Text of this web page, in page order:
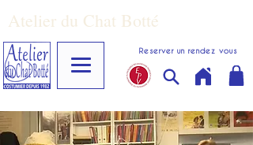
Reserver un rendez vous
Atelier du Chat Botté